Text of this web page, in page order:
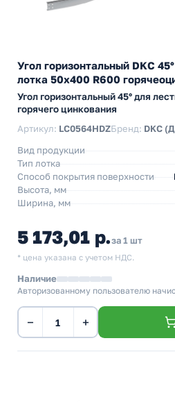
Угол горизонтальный DKC
лотка 50х400 R600
Угол горизонтальный 45° для
горячего цинкования
Артикул: LC0564HDZБренд: DKC
Вид продукции
Тип лотка
Способ покрытия поверхности
Высота, мм
Ширина, мм
5 173,01 р.за 1 шт
* цена указана с учетом НДС.
Наличие
Авторизованному пользователю
− +